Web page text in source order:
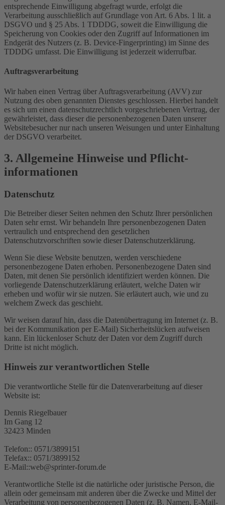
entsprechende Einwilligung abgefragt wurde, erfolgt die
Verarbeitung ausschließlich auf Grundlage von Art. 6 Abs. 1 lit. a
DSGVO und § 25 Abs. 1 TDDDG, soweit die Einwilligung die
Speicherung von Cookies oder den Zugriff auf Informationen im
Endgerät des Nutzers (z. B. Device-Fingerprinting) im Sinne des
TDDDG umfasst. Die Einwilligung ist jederzeit widerrufbar.
Auftragsverarbeitung
Wir haben einen Vertrag über Auftragsverarbeitung (AVV) zur
Nutzung des oben genannten Dienstes geschlossen. Hierbei handelt
es sich um einen datenschutzrechtlich vorgeschriebenen Vertrag, der
gewährleistet, dass dieser die personenbezogenen Daten unserer
Websitebesucher nur nach unseren Weisungen und unter Einhaltung
der DSGVO verarbeitet.
3. Allgemeine Hinweise und Pflicht­
informationen
Datenschutz
Die Betreiber dieser Seiten nehmen den Schutz Ihrer persönlichen
Daten sehr ernst. Wir behandeln Ihre personenbezogenen Daten
vertraulich und entsprechend den gesetzlichen
Datenschutzvorschriften sowie dieser Datenschutzerklärung.
Wenn Sie diese Website benutzen, werden verschiedene
personenbezogene Daten erhoben. Personenbezogene Daten sind
Daten, mit denen Sie persönlich identifiziert werden können. Die
vorliegende Datenschutzerklärung erläutert, welche Daten wir
erheben und wofür wir sie nutzen. Sie erläutert auch, wie und zu
welchem Zweck das geschieht.
Wir weisen darauf hin, dass die Datenübertragung im Internet (z. B.
bei der Kommunikation per E-Mail) Sicherheitslücken aufweisen
kann. Ein lückenloser Schutz der Daten vor dem Zugriff durch
Dritte ist nicht möglich.
Hinweis zur verantwortlichen Stelle
Die verantwortliche Stelle für die Datenverarbeitung auf dieser
Website ist:
Dennis Riegelbauer
Im Gang 12
32423 Minden
Telefon:: 0571/3899151
Telefax:: 0571/3899152
E-Mail::web@sprinter-forum.de
Verantwortliche Stelle ist die natürliche oder juristische Person, die
allein oder gemeinsam mit anderen über die Zwecke und Mittel der
Verarbeitung von personenbezogenen Daten (z. B. Namen, E-Mail-